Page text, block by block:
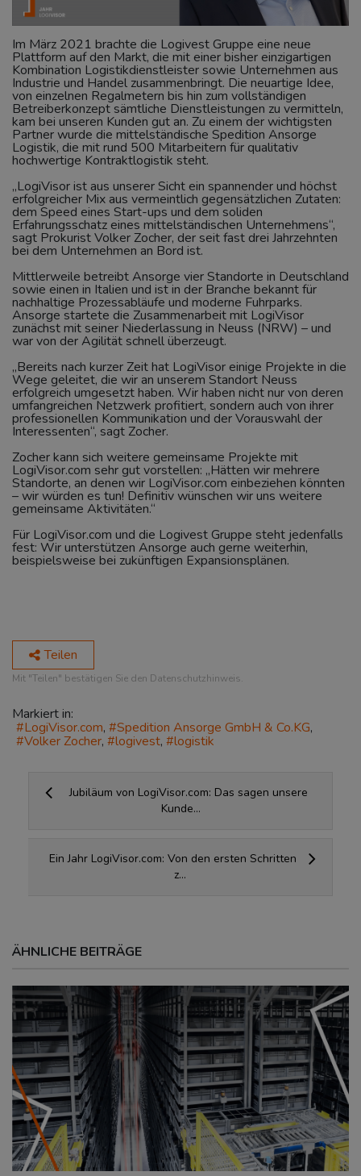
Im März 2021 brachte die Logivest Gruppe eine neue
Plattform auf den Markt, die mit einer bisher einzigartigen
Kombination Logistikdienstleister sowie Unternehmen aus
Industrie und Handel zusammenbringt. Die neuartige Idee,
von einzelnen Regalmetern bis hin zum vollständigen
Betreiberkonzept sämtliche Dienstleistungen zu vermitteln,
kam bei unseren Kunden gut an. Zu einem der wichtigsten
Partner wurde die mittelständische Spedition Ansorge
Logistik, die mit rund 500 Mitarbeitern für qualitativ
hochwertige Kontraktlogistik steht.
„LogiVisor ist aus unserer Sicht ein spannender und höchst
erfolgreicher Mix aus vermeintlich gegensätzlichen Zutaten:
dem Speed eines Start-ups und dem soliden
Erfahrungsschatz eines mittelständischen Unternehmens“,
sagt Prokurist Volker Zocher, der seit fast drei Jahrzehnten
bei dem Unternehmen an Bord ist.
Mittlerweile betreibt Ansorge vier Standorte in Deutschland
sowie einen in Italien und ist in der Branche bekannt für
nachhaltige Prozessabläufe und moderne Fuhrparks.
Ansorge startete die Zusammenarbeit mit LogiVisor
zunächst mit seiner Niederlassung in Neuss (NRW) – und
war von der Agilität schnell überzeugt.
„Bereits nach kurzer Zeit hat LogiVisor einige Projekte in die
Wege geleitet, die wir an unserem Standort Neuss
erfolgreich umgesetzt haben. Wir haben nicht nur von deren
umfangreichen Netzwerk profitiert, sondern auch von ihrer
professionellen Kommunikation und der Vorauswahl der
Interessenten“, sagt Zocher.
Zocher kann sich weitere gemeinsame Projekte mit
LogiVisor.com sehr gut vorstellen: „Hätten wir mehrere
Standorte, an denen wir LogiVisor.com einbeziehen könnten
– wir würden es tun! Definitiv wünschen wir uns weitere
gemeinsame Aktivitäten.“
Für LogiVisor.com und die Logivest Gruppe steht jedenfalls
fest: Wir unterstützen Ansorge auch gerne weiterhin,
beispielsweise bei zukünftigen Expansionsplänen.
Teilen
Mit "Teilen" bestätigen Sie den Datenschutzhinweis.
Markiert in:
LogiVisor.com Spedition Ansorge GmbH & Co.KG
Volker Zocher logivest logistik
Jubiläum von LogiVisor.com: Das sagen unsere
Kunde...
Ein Jahr LogiVisor.com: Von den ersten Schritten
z...
ÄHNLICHE BEITRÄGE